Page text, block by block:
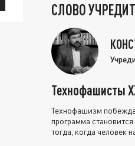
СЛОВО
Технофашисты
Технофашизм
программа
тогда, когда человек